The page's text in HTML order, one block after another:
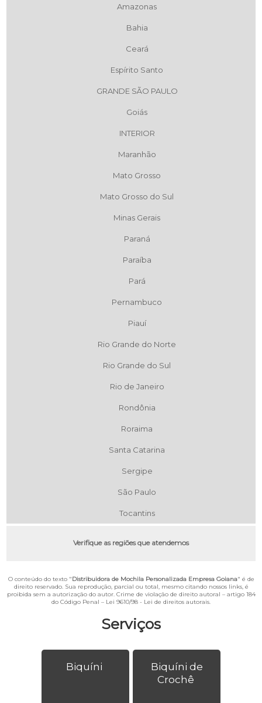
Serviços
Biquíni
Biquíni de
Crochê
Amazonas
Bahia
Ceará
Espírito Santo
GRANDE SÃO PAULO
Goiás
INTERIOR
Maranhão
Mato Grosso
Mato Grosso do Sul
Minas Gerais
Paraná
Paraíba
Pará
Pernambuco
Piauí
Rio Grande do Norte
Rio Grande do Sul
Rio de Janeiro
Rondônia
Roraima
Santa Catarina
Sergipe
São Paulo
Tocantins
Verifique as regiões que atendemos
O conteúdo do texto "Distribuidora de Mochila Personalizada Empresa Goiana" é de
direito reservado. Sua reprodução, parcial ou total, mesmo citando nossos links, é
proibida sem a autorização do autor. Crime de violação de direito autoral – artigo 184
do Código Penal – Lei 9610/98 - Lei de direitos autorais.